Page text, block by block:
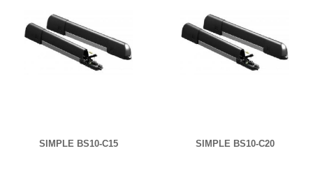
SIMPLE BS10-C15 SIMPLE BS10-C20